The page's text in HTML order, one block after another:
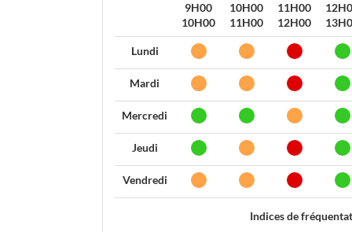
9H00
10H00
10H00
11H00
11H00
12H00
Lundi
Mardi
Mercredi
Jeudi
Vendredi
Indices de